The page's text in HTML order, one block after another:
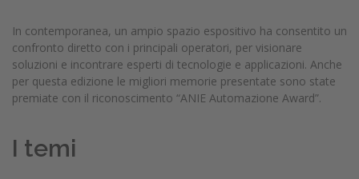
In contemporanea, un ampio spazio espositivo ha consentito un
confronto diretto con i principali operatori, per visionare
soluzioni e incontrare esperti di tecnologie e applicazioni. Anche
per questa edizione le migliori memorie presentate sono state
premiate con il riconoscimento “ANIE Automazione Award”.
I temi